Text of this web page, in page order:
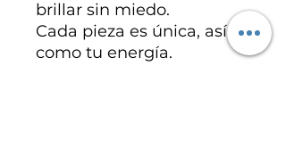
brillar sin miedo.
Cada pieza es única, así
como tu energía.